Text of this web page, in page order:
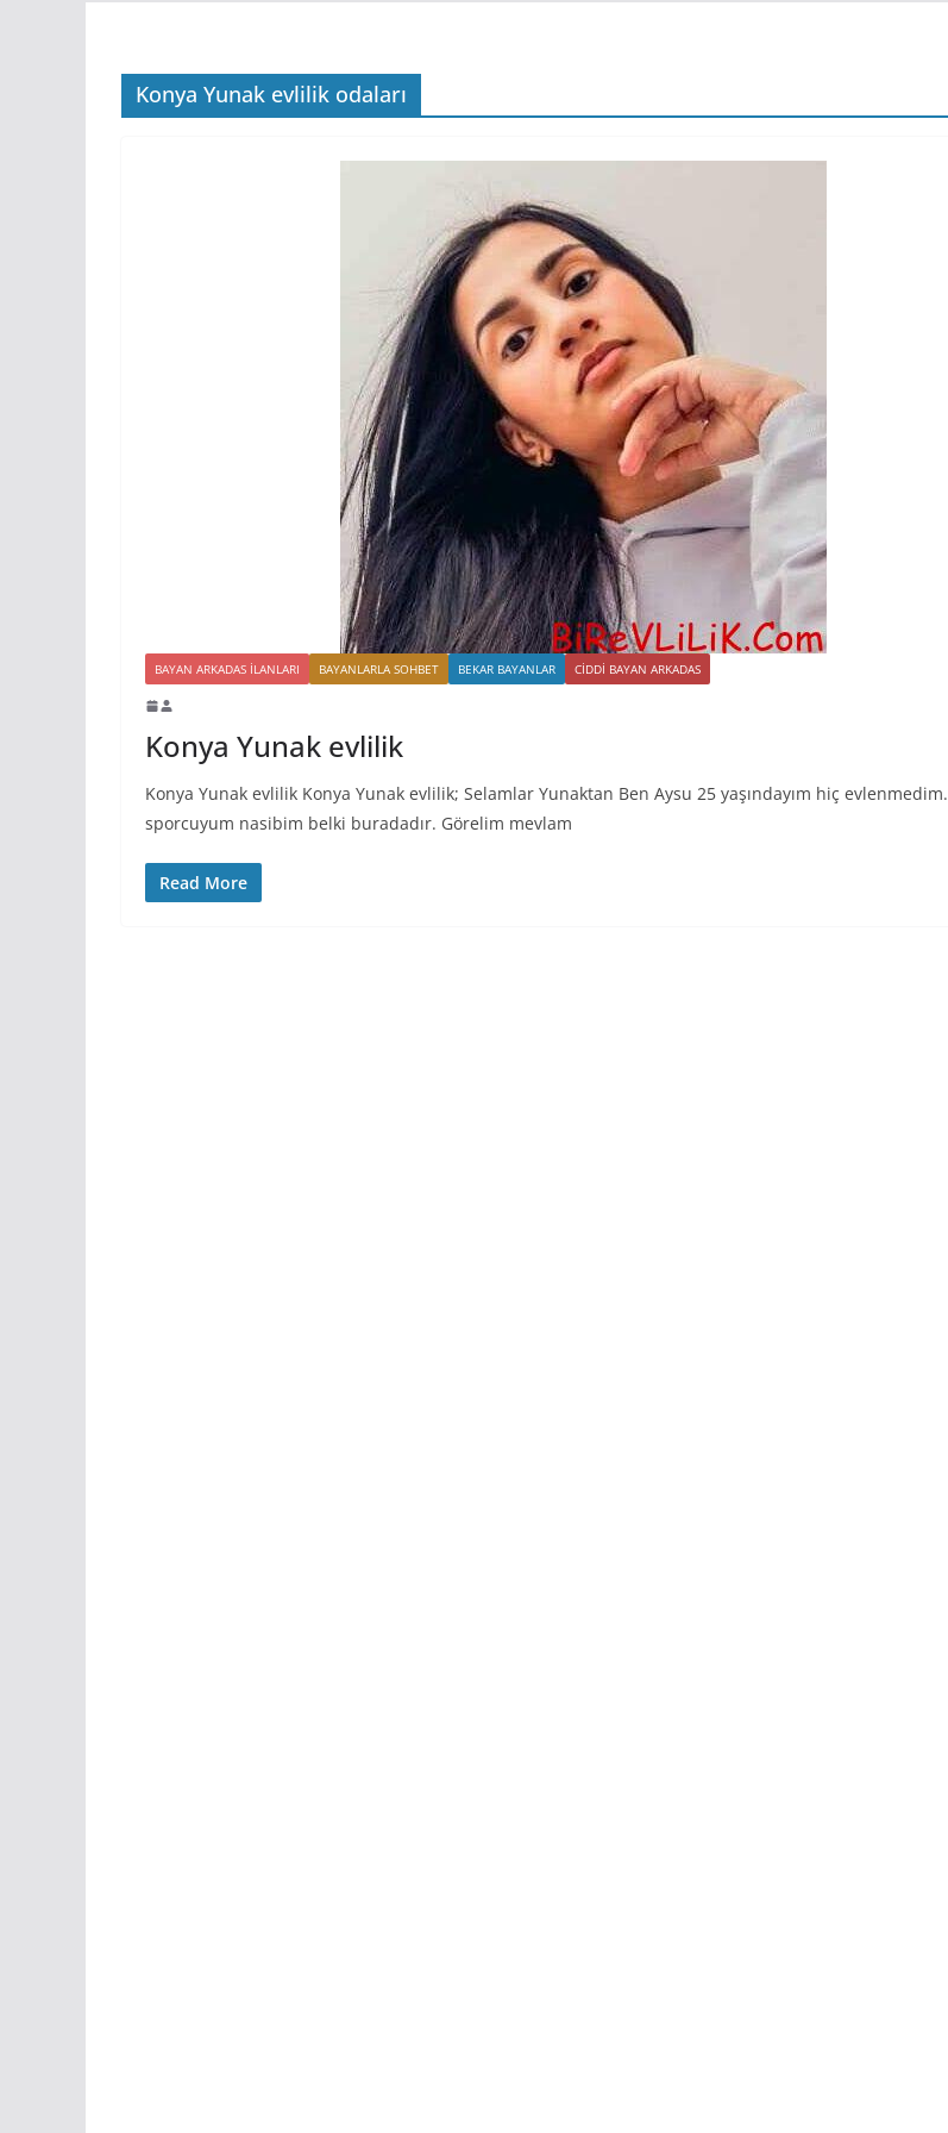
Konya Yunak evlilik odaları
BAYAN ARKADAS ILANLARI BAYANLARLA SOHBET BEKAR BAYANLAR CIDDI BAYAN ARKADAS
Konya Yunak evlilik
Konya Yunak evlilik Konya Yunak evlilik; Selamlar Yunaktan Ben Aysu 25 yaşındayım hiç evlenmedim.
sporcuyum nasibim belki buradadır. Görelim mevlam
Read More